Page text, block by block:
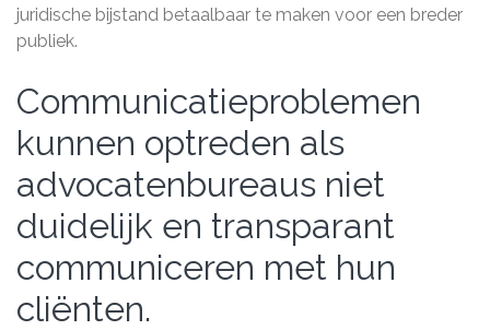
juridische bijstand betaalbaar te maken voor een breder
publiek.
Communicatieproblemen
kunnen optreden als
advocatenbureaus niet
duidelijk en transparant
communiceren met hun
cliënten.